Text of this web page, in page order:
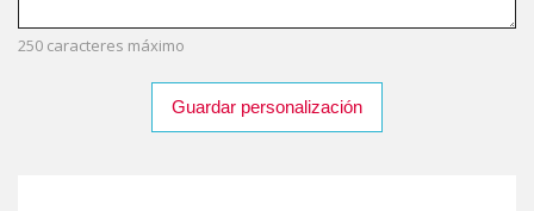
250 caracteres máximo
Guardar personalización